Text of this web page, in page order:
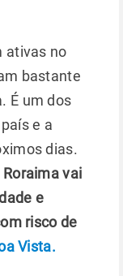
ativas no
bastante
É um dos
e a
dias.
vai
e
risco de
Vista.